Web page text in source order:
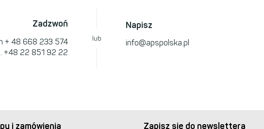
Zadzwoń
+ 48 668 233 574
+48 22 851 92 22
lub
Napisz
info@apspolska.pl
i zamówienia Zapisz się do newslettera